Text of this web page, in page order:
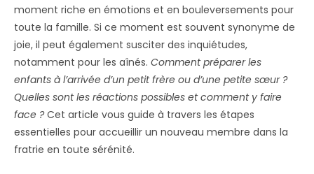
moment riche en émotions et en bouleversements pour
toute la famille. Si ce moment est souvent synonyme de
joie, il peut également susciter des inquiétudes,
notamment pour les aînés. Comment préparer les
enfants à l’arrivée d’un petit frère ou d’une petite sœur ?
Quelles sont les réactions possibles et comment y faire
face ?Cet article vous guide à travers les étapes
essentielles pour accueillir un nouveau membre dans la
fratrie en toute sérénité.